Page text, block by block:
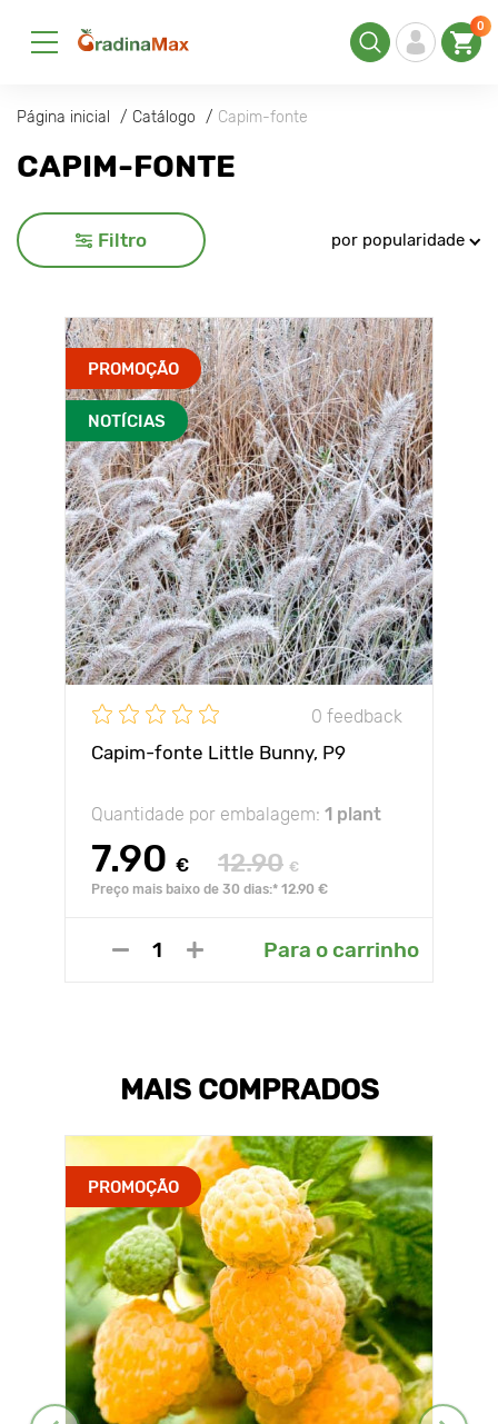
0
Página inicial Catálogo Capim-fonte
CAPIM-FONTE
Filtro por popularidade
PROMOÇÃO
NOTÍCIAS
0 feedback
Capim-fonte Little Bunny, P9
Quantidade por embalagem: 1 plant
7.90 € 12.90 €
Preço mais baixo de 30 dias:* 12.90 €
Para o carrinho
MAIS COMPRADOS
PROMOÇÃO